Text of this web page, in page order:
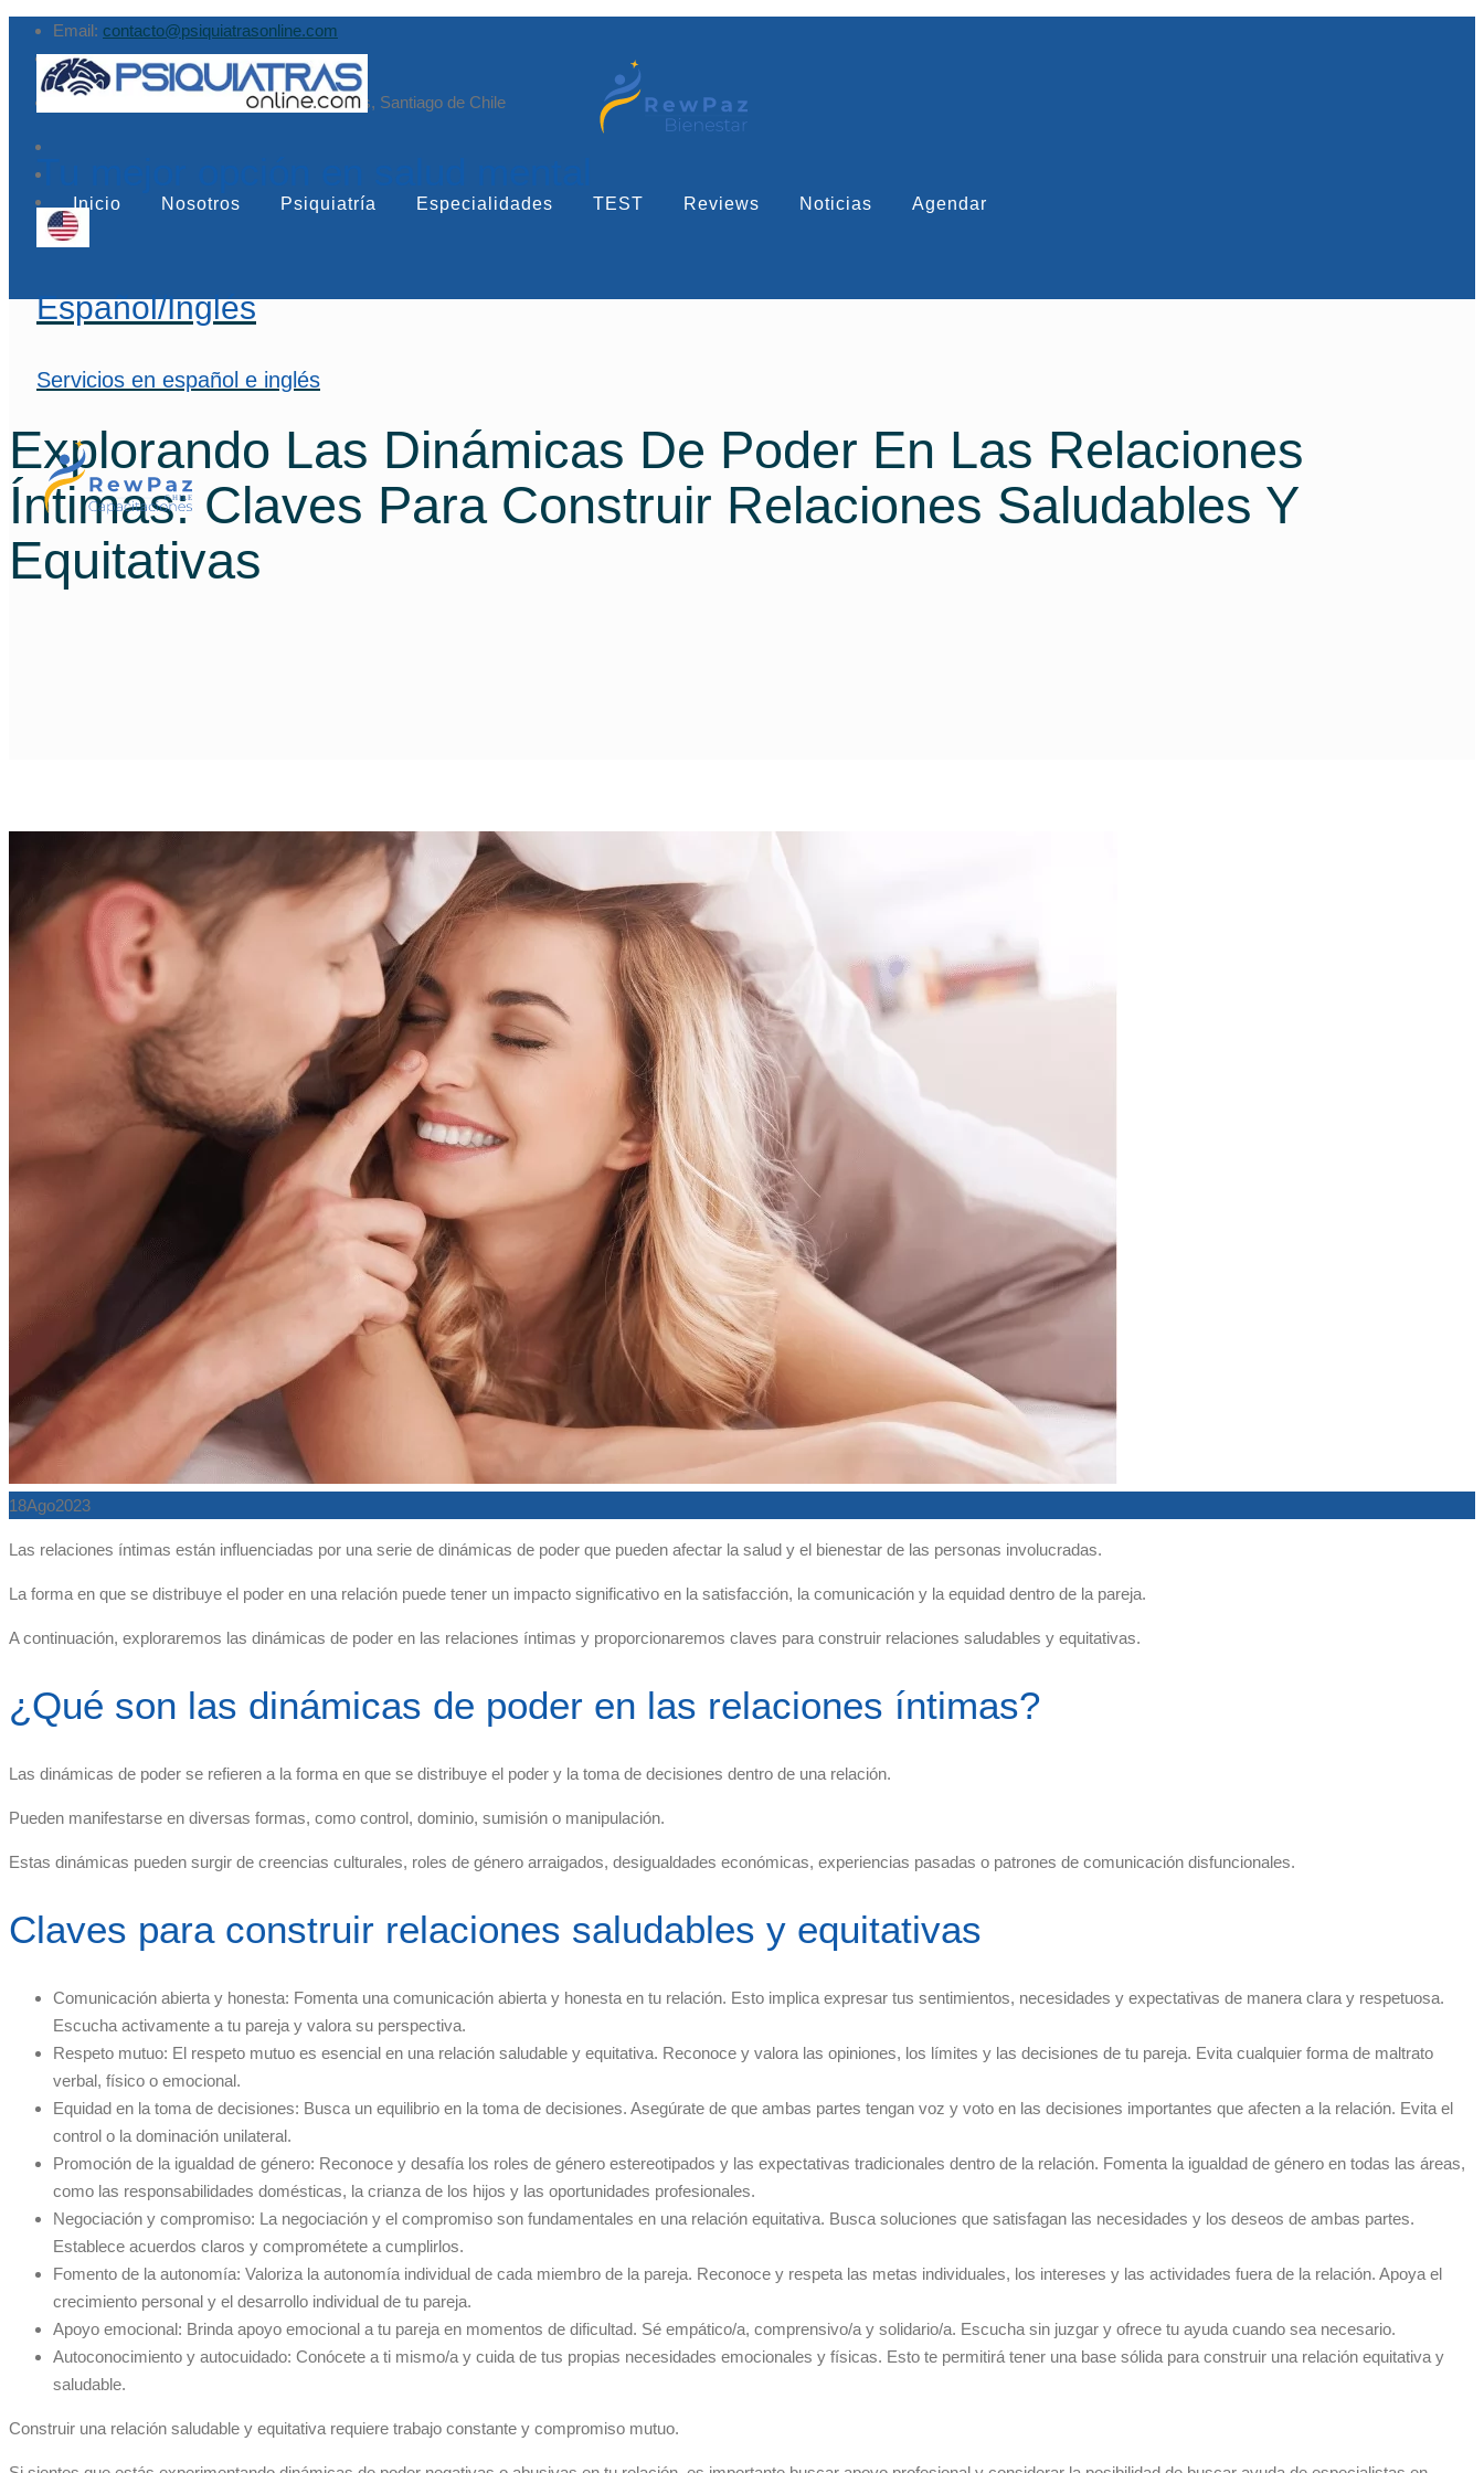
Email: contacto@psiquiatrasonline.com
Augusto Leguía Sur 79, of. 407, Las Condes, Santiago de Chile
Tu mejor opción en salud mental
Español/Inglés
Servicios en español e inglés
Inicio Nosotros Psiquiatría Especialidades TEST Reviews Noticias Agendar
Explorando Las Dinámicas De Poder En Las Relaciones
Íntimas: Claves Para Construir Relaciones Saludables Y
Equitativas
18Ago2023
Las relaciones íntimas están influenciadas por una serie de dinámicas de poder que pueden afectar la salud y el bienestar de las personas involucradas.
La forma en que se distribuye el poder en una relación puede tener un impacto significativo en la satisfacción, la comunicación y la equidad dentro de la pareja.
A continuación, exploraremos las dinámicas de poder en las relaciones íntimas y proporcionaremos claves para construir relaciones saludables y equitativas.
¿Qué son las dinámicas de poder en las relaciones íntimas?
Las dinámicas de poder se refieren a la forma en que se distribuye el poder y la toma de decisiones dentro de una relación.
Pueden manifestarse en diversas formas, como control, dominio, sumisión o manipulación.
Estas dinámicas pueden surgir de creencias culturales, roles de género arraigados, desigualdades económicas, experiencias pasadas o patrones de comunicación disfuncionales.
Claves para construir relaciones saludables y equitativas
Comunicación abierta y honesta: Fomenta una comunicación abierta y honesta en tu relación. Esto implica expresar tus sentimientos, necesidades y expectativas de manera clara y respetuosa.
Escucha activamente a tu pareja y valora su perspectiva.
Respeto mutuo: El respeto mutuo es esencial en una relación saludable y equitativa. Reconoce y valora las opiniones, los límites y las decisiones de tu pareja. Evita cualquier forma de maltrato
verbal, físico o emocional.
Equidad en la toma de decisiones: Busca un equilibrio en la toma de decisiones. Asegúrate de que ambas partes tengan voz y voto en las decisiones importantes que afecten a la relación. Evita el
control o la dominación unilateral.
Promoción de la igualdad de género: Reconoce y desafía los roles de género estereotipados y las expectativas tradicionales dentro de la relación. Fomenta la igualdad de género en todas las áreas,
como las responsabilidades domésticas, la crianza de los hijos y las oportunidades profesionales.
Negociación y compromiso: La negociación y el compromiso son fundamentales en una relación equitativa. Busca soluciones que satisfagan las necesidades y los deseos de ambas partes.
Establece acuerdos claros y comprométete a cumplirlos.
Fomento de la autonomía: Valoriza la autonomía individual de cada miembro de la pareja. Reconoce y respeta las metas individuales, los intereses y las actividades fuera de la relación. Apoya el
crecimiento personal y el desarrollo individual de tu pareja.
Apoyo emocional: Brinda apoyo emocional a tu pareja en momentos de dificultad. Sé empático/a, comprensivo/a y solidario/a. Escucha sin juzgar y ofrece tu ayuda cuando sea necesario.
Autoconocimiento y autocuidado: Conócete a ti mismo/a y cuida de tus propias necesidades emocionales y físicas. Esto te permitirá tener una base sólida para construir una relación equitativa y
saludable.
Construir una relación saludable y equitativa requiere trabajo constante y compromiso mutuo.